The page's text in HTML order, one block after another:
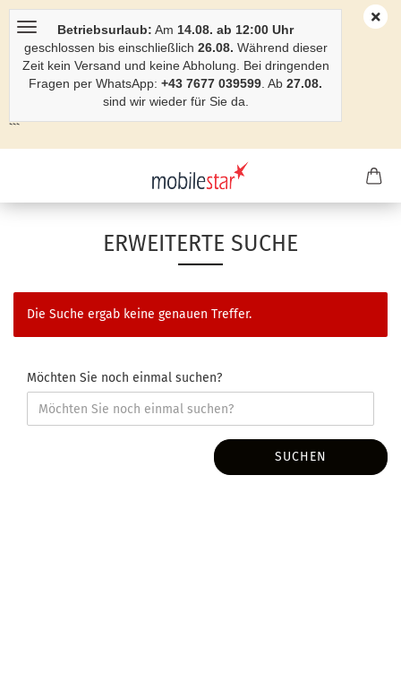
Betriebsurlaub: Am 14.08. ab 12:00 Uhr
geschlossen bis einschließlich 26.08. Während dieser
Zeit kein Versand und keine Abholung. Bei dringenden
Fragen per WhatsApp: +43 7677 039599 . Ab 27.08.
sind wir wieder für Sie da.
```
ERWEITERTE SUCHE
Die Suche ergab keine genauen Treffer.
Möchten Sie noch einmal suchen?
SUCHEN